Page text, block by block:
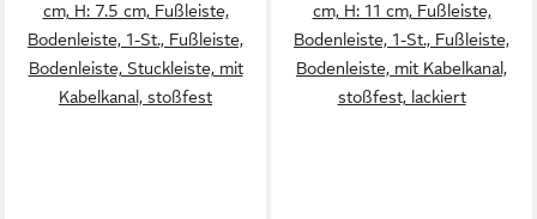
cm, H: 7.5 cm, Fußleiste,
Bodenleiste, 1-St., Fußleiste,
Bodenleiste, Stuckleiste, mit
Kabelkanal, stoßfest
cm, H: 11 cm, Fußleiste,
Bodenleiste, 1-St., Fußleiste,
Bodenleiste, mit Kabelkanal,
stoßfest, lackiert